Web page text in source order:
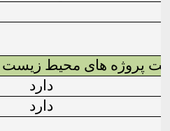
پروژه های محیط زیست
دارد
دارد